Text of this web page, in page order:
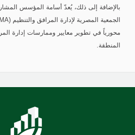
بالإضافة إلى ذلك، يُعدّ أسامة المؤسس
محورياً في تطوير معايير وممارسات إدارة
المنطقة.